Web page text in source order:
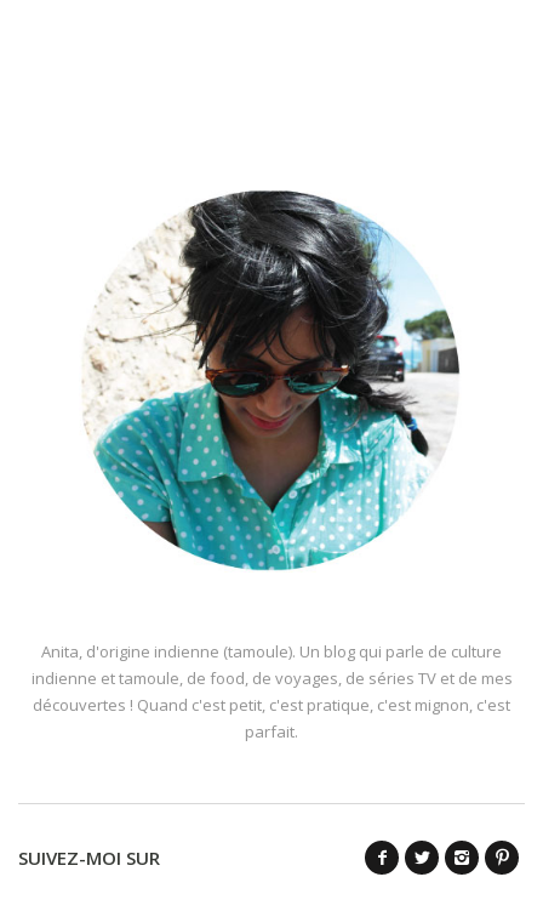
Anita, d'origine indienne (tamoule). Un blog qui parle de culture
indienne et tamoule, de food, de voyages, de séries TV et de mes
découvertes ! Quand c'est petit, c'est pratique, c'est mignon, c'est
parfait.
SUIVEZ-MOI SUR